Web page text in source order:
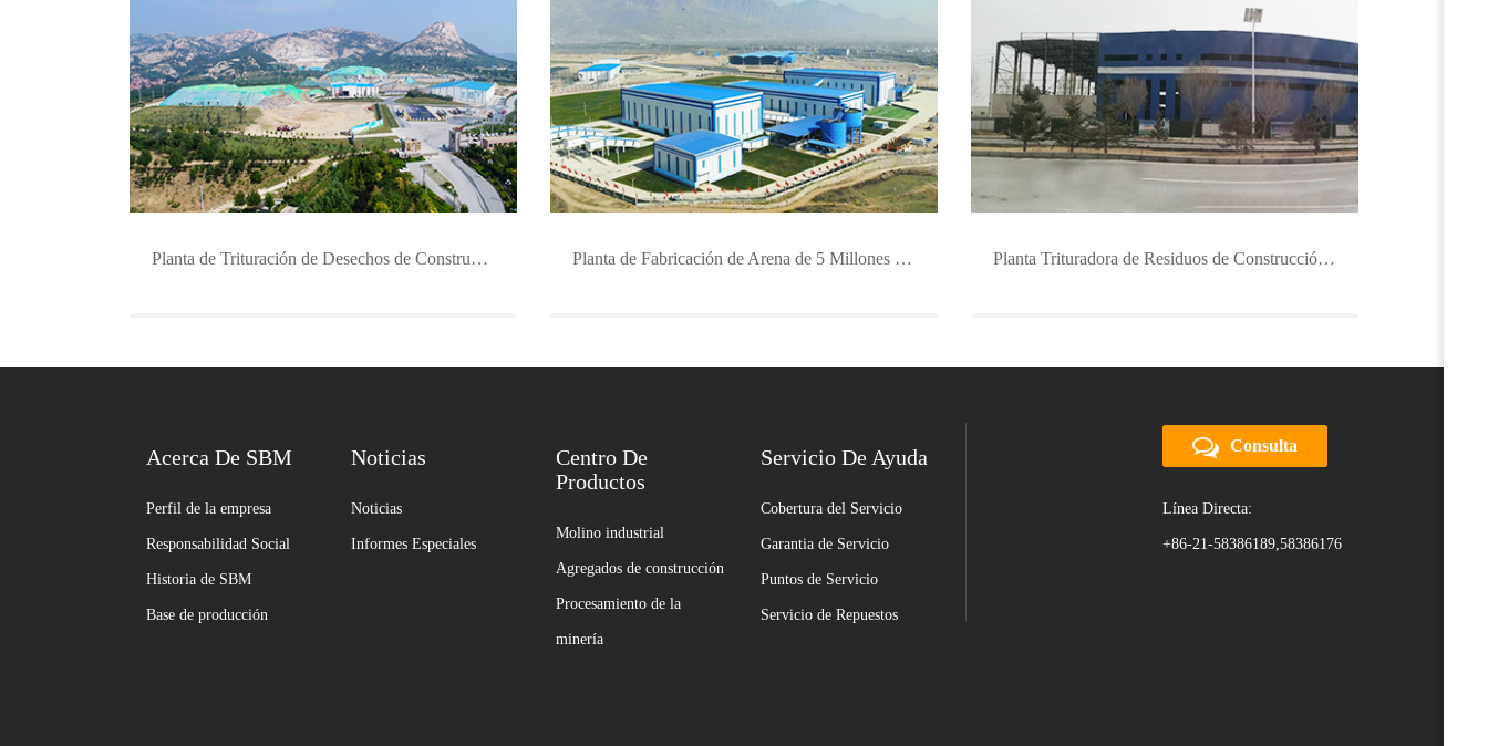
Planta de Trituración de Desechos de Construcción de 2 Millones de Toneladas Anuales Planta de Fabricación de Arena de 5 Millones de TPY Planta Trituradora de Residuos de Construcción Sólida de 400 TPH
Acerca De SBM
Perfil de la empresa
Responsabilidad Social
Historia de SBM
Base de producción
Noticias
Noticias
Informes Especiales
Centro De
Productos
Molino industrial
Agregados de construcción
Procesamiento de la
minería
Servicio De Ayuda
Cobertura del Servicio
Garantia de Servicio
Puntos de Servicio
Servicio de Repuestos
Consulta
Línea Directa:
+86-21-58386189,58386176